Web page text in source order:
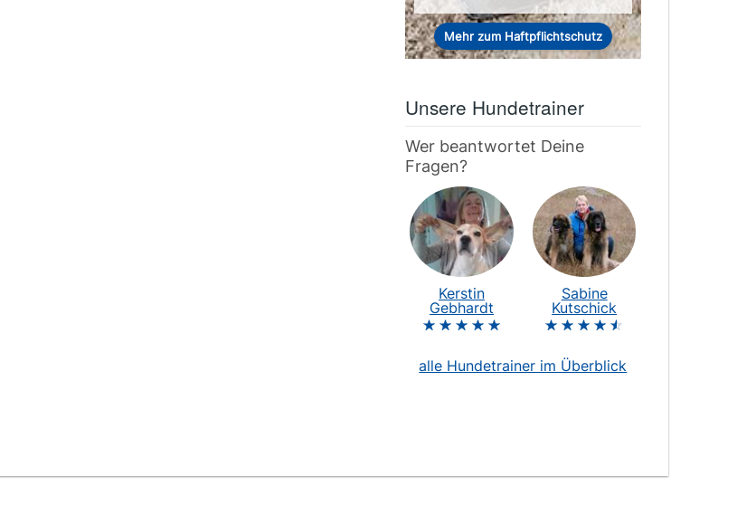
Mehr zum Haftpflichtschutz
Unsere Hundetrainer
Wer beantwortet Deine
Fragen?
Kerstin
Gebhardt
Sabine
Kutschick
alle Hundetrainer im Überblick